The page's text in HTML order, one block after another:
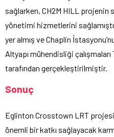
sağlarken, CH2M HILL projenin
yönetimi hizmetlerini
yer almış ve Chaplin
Altyapı mühendisliği
tarafından gerçekleştirilmiştir.
Sonuç
Eglinton Crosstown LRT projesi,
önemli bir katkı sağlayacak